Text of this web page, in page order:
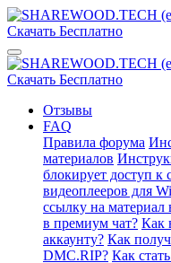
Отзывы
FAQ
Правила форума
материалов
блокирует доступ к
видеоплееров для
ссылку на
в премиум чат? Как
аккаунту? Как
DMC.RIP? Как